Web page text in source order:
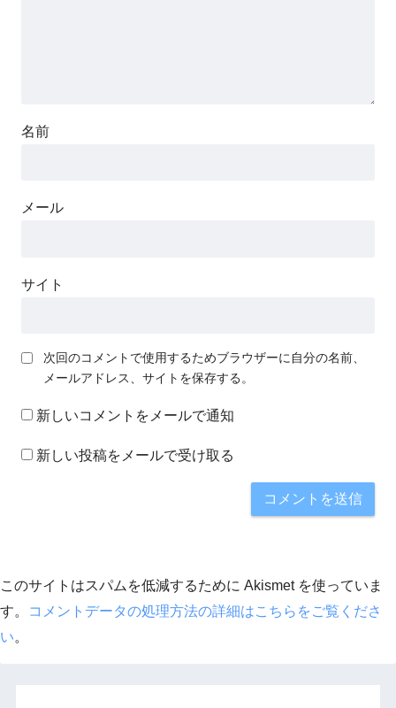
名前
メール
サイト
次回のコメントで使用するためブラウザーに自分の名前、
メールアドレス、サイトを保存する。
新しいコメントをメールで通知
新しい投稿をメールで受け取る
このサイトはスパムを低減するために Akismet を使っていま
す。
コメントデータの処理方法の詳細はこちらをご覧くださ
い。